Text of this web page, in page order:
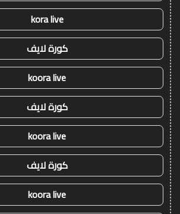
kora live
كورة لايف
koora live
كورة لايف
koora live
كورة لايف
koora live